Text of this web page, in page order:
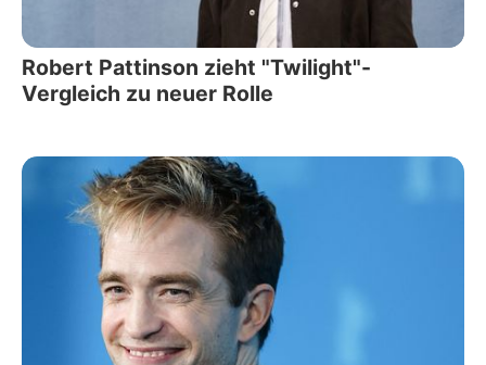
Robert Pattinson zieht "Twilight"-
Vergleich zu neuer Rolle